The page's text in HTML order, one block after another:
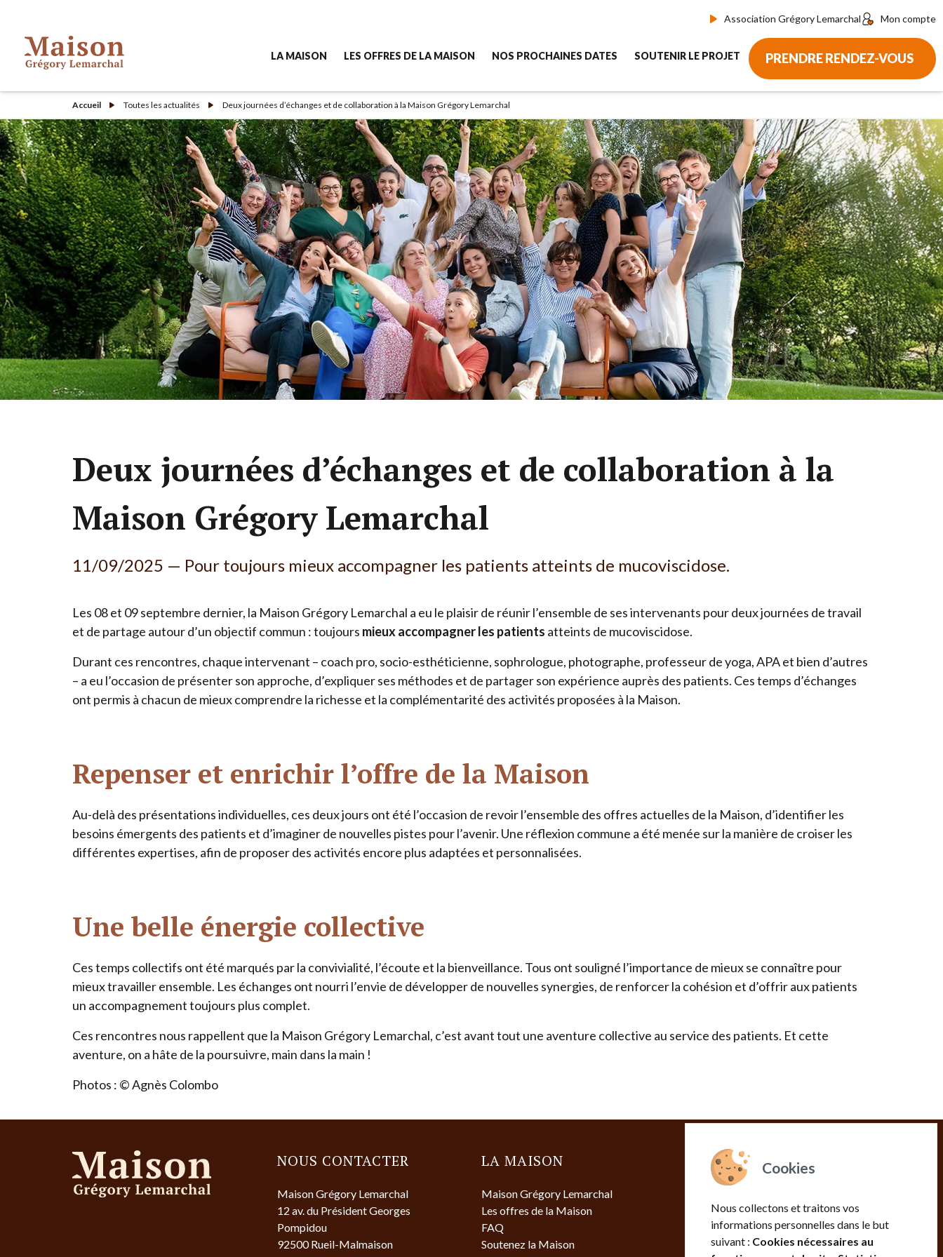
Nous collectons et traitons vos
informations personnelles dans le but
suivant : Cookies nécessaires au
Association Grégory Lemarchal Mon compte
LA MAISON
Pourquoi cette Maison ?
À quoi ressemble la Maison ?
L'équipe de la Maison
Contactez-nous
LES OFFRES DE LA MAISON
[New] Semaine Sport & Nutrition - 5 jours
Semaine Confiance & Émotions - 5 jours
Semaine Image de soi - 5 jours
Séjour Bien-être - 3 jours
Ateliers Créa'libre - 2 heures en ligne
----------------------------
Accompagnement individuel vie Pro
----------------------------
Nos accompagnements sur-mesure
NOS PROCHAINES DATES SOUTENIR LE PROJET PRENDRE RENDEZ-VOUS
Accueil Toutes les actualités Deux journées d’échanges et de collaboration à la Maison Grégory Lemarchal
Deux journées d’échanges et de collaboration à la
Maison Grégory Lemarchal
11/09/2025 — Pour toujours mieux accompagner les patients atteints de mucoviscidose.
Les 08et 09septembre dernier, la Maison Grégory Lemarchal a eu le plaisir de réunir l’ensemble de ses intervenants pour deux journées de travail
et de partage autour d’un objectif commun : toujours mieux accompagner les patients atteints de mucoviscidose.
Durant ces rencontres, chaque intervenant – coach pro, socio-esthéticienne, sophrologue, photographe, professeur de yoga,APAet bien d’autres
– a eu l’occasion de présenter son approche, d’expliquer ses méthodes et de partager son expérience auprès des patients. Ces temps d’échanges
ont permis à chacun de mieux comprendre la richesse et la complémentarité des activités proposées à la Maison.
Repenser et enrichir l’offre de la Maison
Au-delà des présentations individuelles, ces deux jours ont été l’occasion de revoir l’ensemble des offres actuelles de la Maison, d’identifier les
besoins émergents des patients et d’imaginer de nouvelles pistes pour l’avenir. Une réflexion commune a été menée sur la manière de croiser les
différentes expertises, afin de proposer des activités encore plus adaptées et personnalisées.
Une belle énergie collective
Ces temps collectifs ont été marqués par la convivialité, l’écoute et la bienveillance. Tous ont souligné l’importance de mieux se connaître pour
mieux travailler ensemble. Les échanges ont nourri l’envie de développer de nouvelles synergies, de renforcer la cohésion et d’offrir aux patients
un accompagnement toujours plus complet.
Ces rencontres nous rappellent que la Maison Grégory Lemarchal, c’est avant tout une aventure collective au service des patients. Et cette
aventure, on a hâte de la poursuivre, main dans la main !
Photos : © Agnès Colombo
NOUS CONTACTER
Maison Grégory Lemarchal
12 av. du Président Georges
Pompidou
92500 Rueil-Malmaison
LA MAISON
Maison Grégory Lemarchal
Les offres de la Maison
FAQ
Soutenez la Maison
ACCÈS RAPIDE